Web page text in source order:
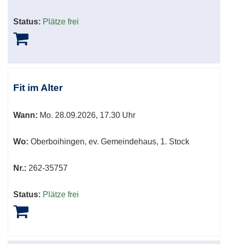
Status: Plätze frei
Fit im Alter
Wann: Mo. 28.09.2026, 17.30 Uhr
Wo: Oberboihingen, ev. Gemeindehaus, 1. Stock
Nr.: 262-35757
Status: Plätze frei